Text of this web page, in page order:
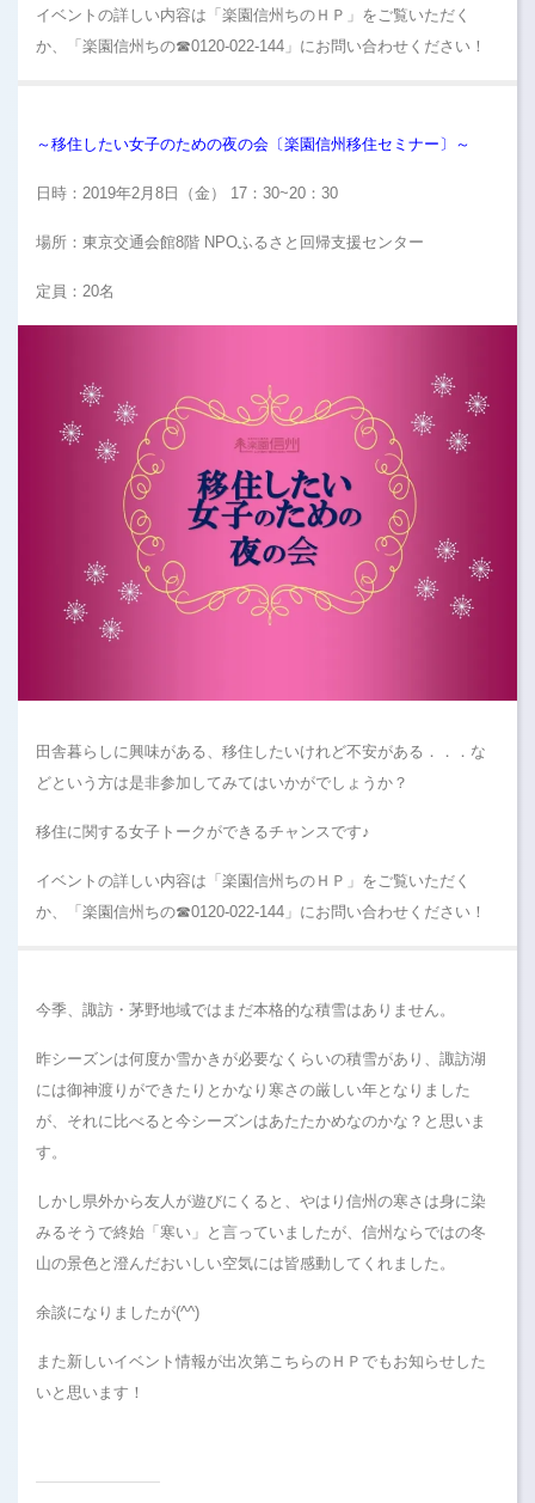
イベントの詳しい内容は「楽園信州ちのＨＰ」をご覧いただく
か、「楽園信州ちの☎0120-022-144」にお問い合わせください！
～移住したい女子のための夜の会〔楽園信州移住セミナー〕～
日時：2019年2月8日（金） 17：30~20：30
場所：東京交通会館8階 NPOふるさと回帰支援センター
定員：20名
田舎暮らしに興味がある、移住したいけれど不安がある．．．な
どという方は是非参加してみてはいかがでしょうか？
移住に関する女子トークができるチャンスです♪
イベントの詳しい内容は「楽園信州ちのＨＰ」をご覧いただく
か、「楽園信州ちの☎0120-022-144」にお問い合わせください！
今季、諏訪・茅野地域ではまだ本格的な積雪はありません。
昨シーズンは何度か雪かきが必要なくらいの積雪があり、諏訪湖
には御神渡りができたりとかなり寒さの厳しい年となりました
が、それに比べると今シーズンはあたたかめなのかな？と思いま
す。
しかし県外から友人が遊びにくると、やはり信州の寒さは身に染
みるそうで終始「寒い」と言っていましたが、信州ならではの冬
山の景色と澄んだおいしい空気には皆感動してくれました。
余談になりましたが(^^)
また新しいイベント情報が出次第こちらのＨＰでもお知らせした
いと思います！